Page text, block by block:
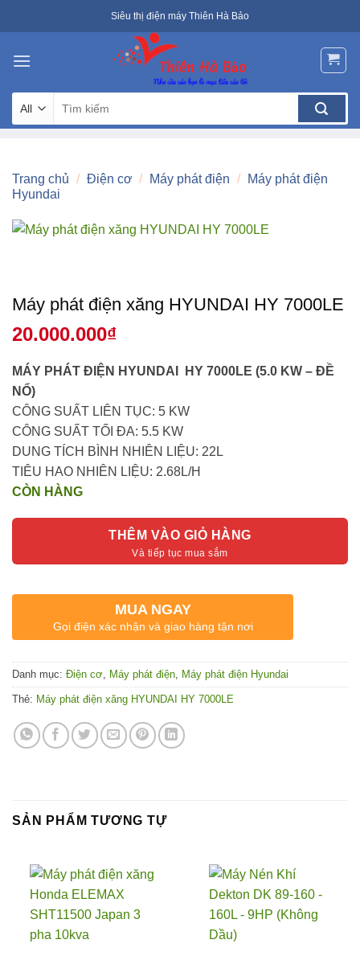
to
Siêu thị điện máy Thiên Hà Bảo
kiếm:
Trang chủ / Điện cơ / Máy phát điện /
Máy phát điện
Hyundai
Máy phát điện xăng HYUNDAI HY 7000LE
20.000.000₫
MÁY PHÁT ĐIỆN HYUNDAI HY 7000LE (5.0 KW – ĐỀ
NỔ)
CÔNG SUẤT LIÊN TỤC: 5 KW
CÔNG SUẤT TỐI ĐA: 5.5 KW
DUNG TÍCH BÌNH NHIÊN LIỆU: 22L
TIÊU HAO NHIÊN LIỆU: 2.68L/H
CÒN HÀNG
THÊM VÀO GIỎ HÀNG
MUA NGAY
Gọi điện xác nhận và giao hàng tận nơi
Danh mục: Điện cơ, Máy phát điện, Máy phát điện Hyundai
Thẻ: Máy phát điện xăng HYUNDAI HY 7000LE
SẢN PHẨM TƯƠNG TỰ